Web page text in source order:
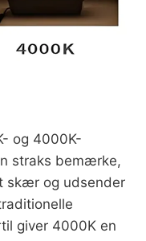
og 4000K-
straks bemærke,
skær og udsender
giver 4000K en